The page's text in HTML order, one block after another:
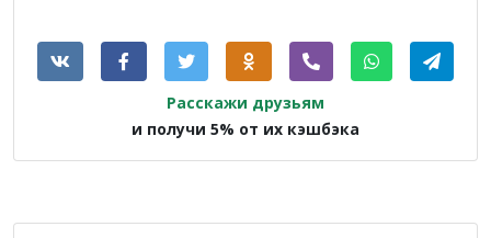
Расскажи друзьям
и получи 5% от их кэшбэка